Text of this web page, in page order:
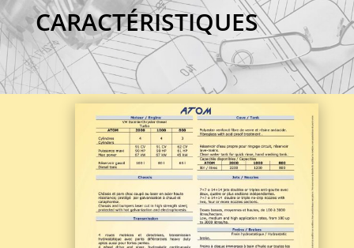
CARACTÉRISTIQUES